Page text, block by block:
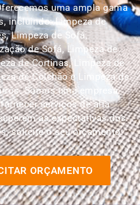
uma ampla gama
incluindo: Limpeza de
Limpeza de Sofá,
de Sofá, Limpeza de
de Cortinas, Limpeza de
de Colchão e Limpeza de
Somos uma empresa
serviços de alta
as expectativas dos
solicite o seu orçamento:
ORÇAMENTO